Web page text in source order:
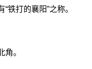
铁打的襄阳”之称。
。